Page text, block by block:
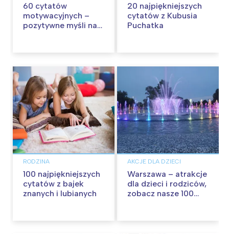
60 cytatów
motywacyjnych –
pozytywne myśli na
20 najpiękniejszych
cytatów z Kubusia
Puchatka
RODZINA
100 najpiękniejszych
cytatów z bajek
znanych i lubianych
AKCJE DLA DZIECI
Warszawa – atrakcje
dla dzieci i rodziców,
zobacz nasze 100